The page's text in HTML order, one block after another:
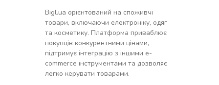
Bigl.ua орієнтований на споживчі
товари, включаючи електроніку, одяг
та косметику. Платформа приваблює
покупців конкурентними цінами,
підтримує інтеграцію з іншими e-
commerce інструментами та дозволяє
легко керувати товарами.